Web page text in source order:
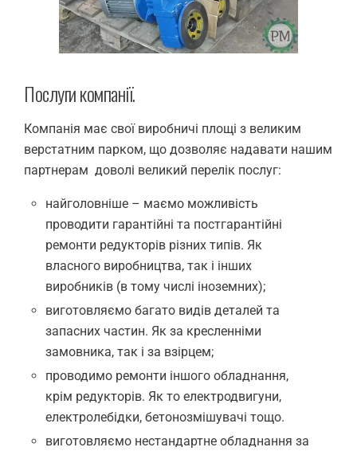
Послуги компанії.
Компанія має свої виробничі площі з великим
верстатним парком, що дозволяє надавати нашим
партнерам доволі великий перелік послуг:
найголовніше – маємо можливість
проводити гарантійні та постгарантійні
ремонти редукторів різних типів. Як
власного виробництва, так і інших
виробників (в тому числі іноземних);
виготовляємо багато видів деталей та
запасних частин. Як за кресленніми
замовника, так і за взірцем;
проводимо ремонти іншого обладнання,
крім редукторів. Як то електродвигуни,
електролебідки, бетонозмішувачі тощо.
виготовляємо нестандартне обладнання за